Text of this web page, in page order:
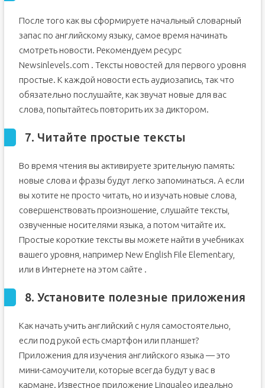
После того как вы сформируете начальный словарный
запас по английскому языку, самое время начинать
смотреть новости. Рекомендуем ресурс
Newsinlevels.com . Тексты новостей для первого уровня
простые. К каждой новости есть аудиозапись, так что
обязательно послушайте, как звучат новые для вас
слова, попытайтесь повторить их за диктором.
7. Читайте простые тексты
Во время чтения вы активируете зрительную память:
новые слова и фразы будут легко запоминаться. А если
вы хотите не просто читать, но и изучать новые слова,
совершенствовать произношение, слушайте тексты,
озвученные носителями языка, а потом читайте их.
Простые короткие тексты вы можете найти в учебниках
вашего уровня, например New English File Elementary,
или в Интернете на этом сайте .
8. Установите полезные приложения
Как начать учить английский с нуля самостоятельно,
если под рукой есть смартфон или планшет?
Приложения для изучения английского языка — это
мини-самоучители, которые всегда будут у вас в
кармане. Известное приложение Lingualeo идеально